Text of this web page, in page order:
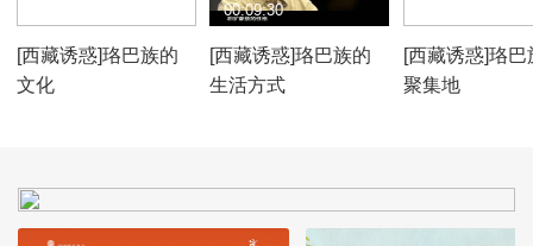
[西藏诱惑]珞巴族的
文化
[西藏诱惑]珞巴族的
生活方式
00:09:30
[西藏诱惑]珞巴
聚集地